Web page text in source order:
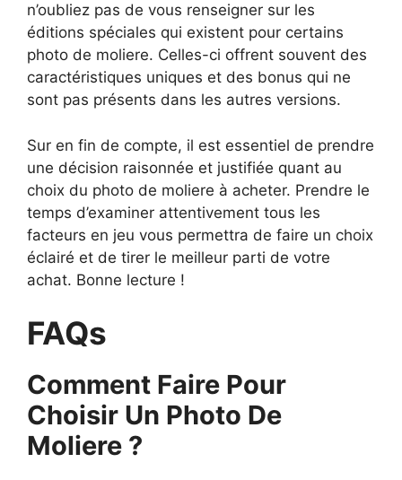
n’oubliez pas de vous renseigner sur les
éditions spéciales qui existent pour certains
photo de moliere. Celles-ci offrent souvent des
caractéristiques uniques et des bonus qui ne
sont pas présents dans les autres versions.
Sur en fin de compte, il est essentiel de prendre
une décision raisonnée et justifiée quant au
choix du photo de moliere à acheter. Prendre le
temps d’examiner attentivement tous les
facteurs en jeu vous permettra de faire un choix
éclairé et de tirer le meilleur parti de votre
achat. Bonne lecture !
FAQs
Comment Faire Pour
Choisir Un Photo De
Moliere ?